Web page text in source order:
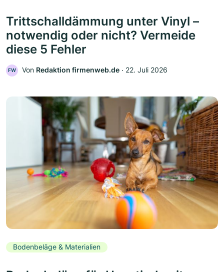
Trittschalldämmung unter Vinyl –
notwendig oder nicht? Vermeide
diese 5 Fehler
FW Von Redaktion firmenweb.de ‧ 22. Juli 2026
Bodenbeläge & Materialien